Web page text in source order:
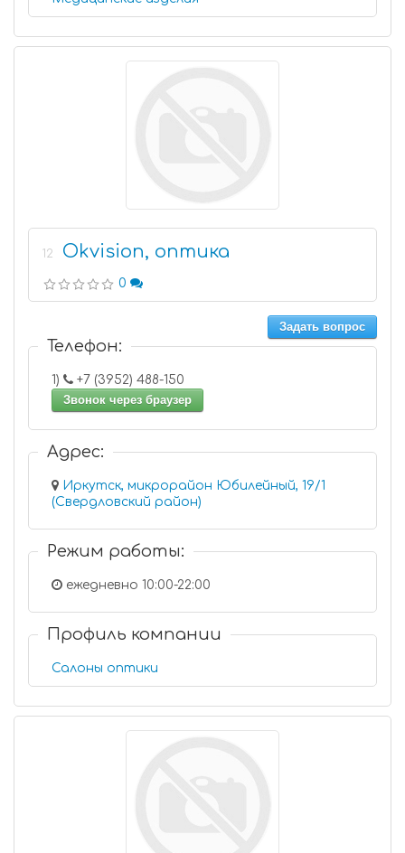
12 Okvision, оптика
0
Задать вопрос
Телефон:
1)
+7 (3952) 488-150
Звонок через браузер
Адрес:
Иркутск, микрорайон Юбилейный, 19/1
(Свердловский район)
Режим работы:
ежедневно 10:00-22:00
Профиль компании
Салоны оптики